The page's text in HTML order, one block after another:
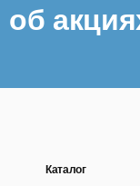
об
Каталог